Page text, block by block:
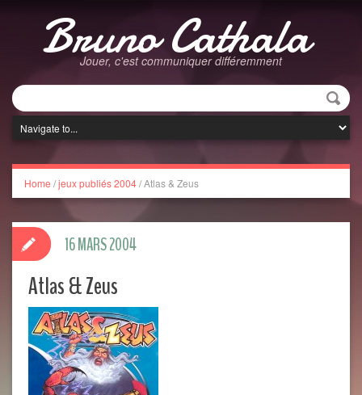
Bruno Cathala
Jouer, c'est communiquer différemment
Home /jeux publiés 2004/Atlas & Zeus
Atlas & Zeus
16 MARS 2004